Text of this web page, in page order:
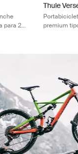
para 2
Thule
premium